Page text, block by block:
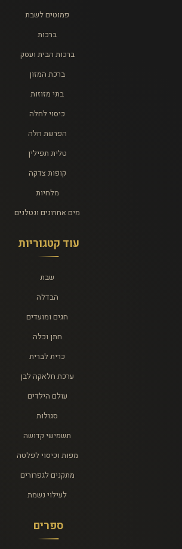
פמוטים לשבת
ברכות
ברכות הבית ועסק
ברכת המזון
בתי מזוזות
כיסוי לחלה
הפרשת חלה
טלית תפילין
קופות צדקה
מלחיות
מים אחרונים ונטלנים
עוד קטגוריות
שבת
הבדלה
חגים ומועדים
חתן וכלה
כרית לברית
ערכת חלאקה לבן
עולם הילדים
סגולות
תשמישי קדושה
מפות וכיסוי לפלטה
מתקנים לגפרורים
לעילוי נשמת
ספרים